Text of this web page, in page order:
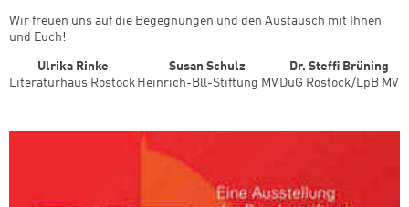
Wir freuen uns auf die Begegnungen und den Austausch mit Ihnen
und Euch!
Ulrika Rinke Susan Schulz
Dr. Steffi Brüning
Literaturhaus Rostock Heinrich-Bll-Stiftung MV DuG Rostock/LpB MV